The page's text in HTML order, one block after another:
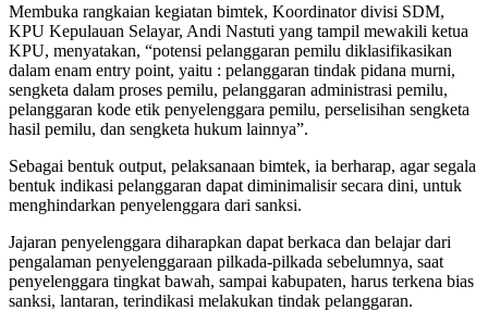
Membuka rangkaian kegiatan bimtek, Koordinator divisi SDM,
KPU Kepulauan Selayar, Andi Nastuti yang tampil mewakili ketua
KPU, menyatakan, “potensi pelanggaran pemilu diklasifikasikan
dalam enam entry point, yaitu : pelanggaran tindak pidana murni,
sengketa dalam proses pemilu, pelanggaran administrasi pemilu,
pelanggaran kode etik penyelenggara pemilu, perselisihan sengketa
hasil pemilu, dan sengketa hukum lainnya”.
Sebagai bentuk output, pelaksanaan bimtek, ia berharap, agar segala
bentuk indikasi pelanggaran dapat diminimalisir secara dini, untuk
menghindarkan penyelenggara dari sanksi.
Jajaran penyelenggara diharapkan dapat berkaca dan belajar dari
pengalaman penyelenggaraan pilkada-pilkada sebelumnya, saat
penyelenggara tingkat bawah, sampai kabupaten, harus terkena bias
sanksi, lantaran, terindikasi melakukan tindak pelanggaran.